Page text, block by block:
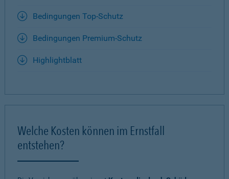
Bedingungen Top-Schutz
Bedingungen Premium-Schutz
Highlightblatt
Welche Kosten können im Ernstfall
entstehen?